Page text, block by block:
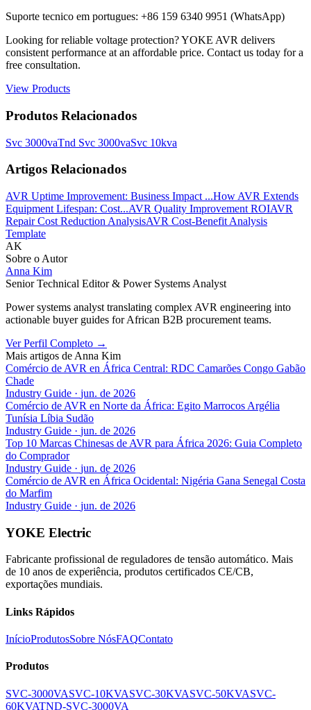
Suporte tecnico em portugues: +86 159 6340 9951 (WhatsApp)
Looking for reliable voltage protection? YOKE AVR delivers
consistent performance at an affordable price. Contact us today for a
free consultation.
View Products
Produtos Relacionados
Svc 3000vaTnd Svc 3000vaSvc 10kva
Artigos Relacionados
AVR Uptime Improvement: Business Impact ...How AVR Extends
Equipment Lifespan: Cost...AVR Quality Improvement ROIAVR
Repair Cost Reduction AnalysisAVR Cost-Benefit Analysis
Template
AK
Sobre o Autor
Anna Kim
Senior Technical Editor & Power Systems Analyst
Power systems analyst translating complex AVR engineering into
actionable buyer guides for African B2B procurement teams.
Ver Perfil Completo →
Mais artigos de Anna Kim
Comércio de AVR en África Central: RDC Camarões Congo Gabão
Chade
Industry Guide · jun. de 2026
Comércio de AVR en Norte da África: Egito Marrocos Argélia
Tunísia Líbia Sudão
Industry Guide · jun. de 2026
Top 10 Marcas Chinesas de AVR para África 2026: Guia Completo
do Comprador
Industry Guide · jun. de 2026
Comércio de AVR en África Ocidental: Nigéria Gana Senegal Costa
do Marfim
Industry Guide · jun. de 2026
YOKE Electric
Fabricante profissional de reguladores de tensão automático. Mais
de 10 anos de experiência, produtos certificados CE/CB,
exportações mundiais.
Links Rápidos
InícioProdutosSobre NósFAQContato
Produtos
SVC-3000VASVC-10KVASVC-30KVASVC-50KVASVC-
60KVATND-SVC-3000VA